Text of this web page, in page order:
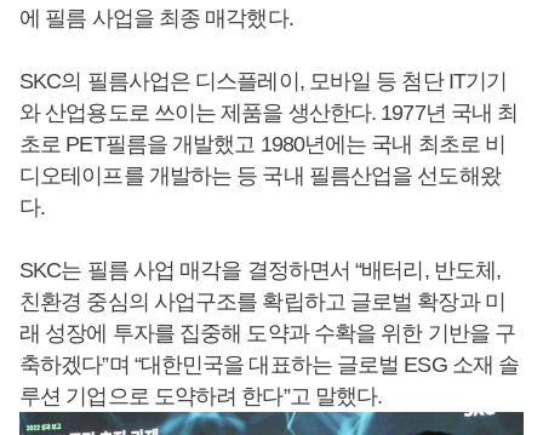
에 필름 사업을 최종 매각했다.
SKC의 필름사업은 디스플레이, 모바일 등 첨단 IT기기
와 산업용도로 쓰이는 제품을 생산한다. 1977년 국내 최
초로 PET필름을 개발했고 1980년에는 국내 최초로 비
디오테이프를 개발하는 등 국내 필름산업을 선도해왔
다.
SKC는 필름 사업 매각을 결정하면서 “배터리, 반도체,
친환경 중심의 사업구조를 확립하고 글로벌 확장과 미
래 성장에 투자를 집중해 도약과 수확을 위한 기반을 구
축하겠다”며 “대한민국을 대표하는 글로벌 ESG 소재 솔
루션 기업으로 도약하려 한다”고 말했다.